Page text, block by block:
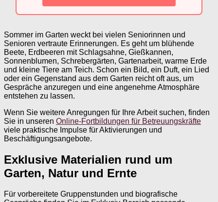
Sommer im Garten weckt bei vielen Seniorinnen und
Senioren vertraute Erinnerungen. Es geht um blühende
Beete, Erdbeeren mit Schlagsahne, Gießkannen,
Sonnenblumen, Schrebergärten, Gartenarbeit, warme Erde
und kleine Tiere am Teich. Schon ein Bild, ein Duft, ein Lied
oder ein Gegenstand aus dem Garten reicht oft aus, um
Gespräche anzuregen und eine angenehme Atmosphäre
entstehen zu lassen.
Wenn Sie weitere Anregungen für Ihre Arbeit suchen, finden
Sie in unseren Online-Fortbildungen für Betreuungskräfte
viele praktische Impulse für Aktivierungen und
Beschäftigungsangebote.
Exklusive Materialien rund um
Garten, Natur und Ernte
Für vorbereitete Gruppenstunden und biografische